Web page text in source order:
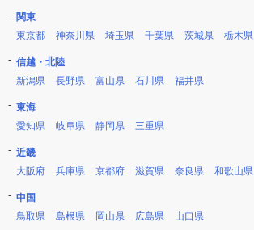
関東
東京都
神奈川県 埼玉県 千葉県 茨城県 栃木県
信越・北陸
新潟県
長野県 富山県 石川県 福井県
東海
愛知県
岐阜県 静岡県 三重県
近畿
大阪府
兵庫県 京都府 滋賀県 奈良県 和歌山県
中国
鳥取県
島根県 岡山県 広島県 山口県